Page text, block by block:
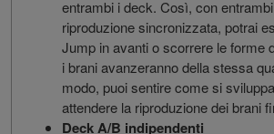
entrambi i deck. Così, con
riproduzione sincronizzata, potrai
Jump in avanti o scorrere le forme
i brani avanzeranno della stessa
modo, puoi sentire come si
attendere la riproduzione dei brani
Deck A/B indipendenti